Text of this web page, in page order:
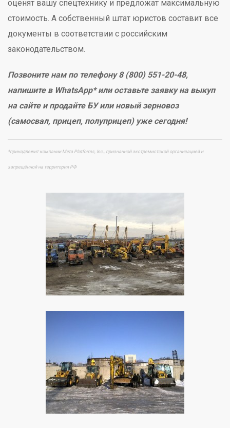
оценят вашу спецтехнику и предложат максимальную
стоимость. А собственный штат юристов составит все
документы в соответствии с российским
законодательством.
Позвоните нам по телефону 8 (800) 551-20-48,
напишите в WhatsApp* или оставьте заявку на выкуп
на сайте и продайте БУ или новый зерновоз
(самосвал, прицеп, полуприцеп) уже сегодня!
*принадлежит компании Meta Platforms, Inc., признанной экстремистской организацией и
запрещённой на территории РФ